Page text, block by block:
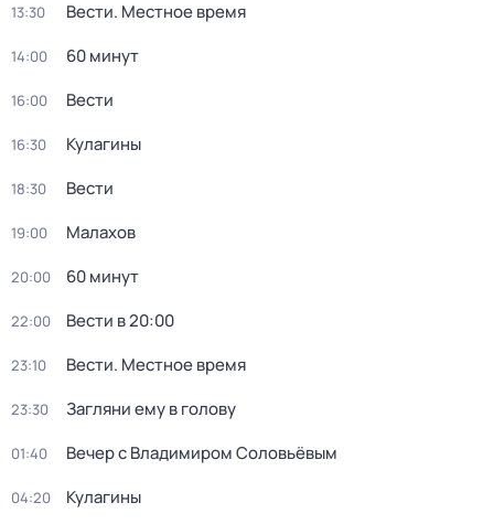
13:30 Вести. Местное время
14:00 60 минут
16:00 Вести
16:30 Кулагины
18:30 Вести
19:00 Малахов
20:00 60 минут
22:00 Вести в 20:00
23:10 Вести. Местное время
23:30 Загляни ему в голову
01:40 Вечер с Владимиром Соловьёвым
04:20 Кулагины